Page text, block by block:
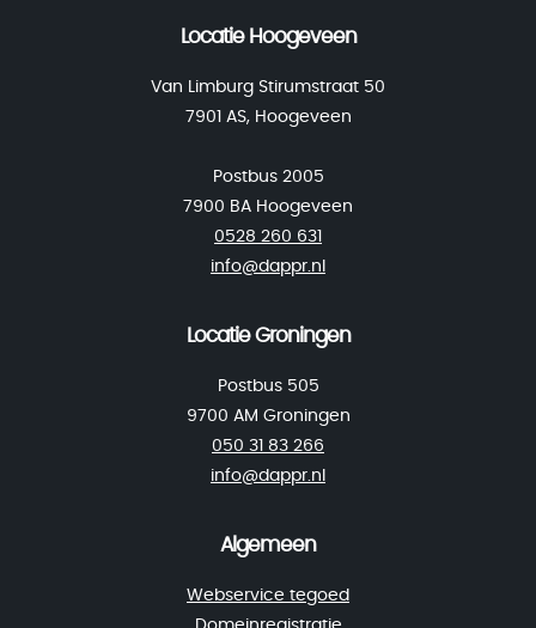
Locatie Hoogeveen
Van Limburg Stirumstraat 50
7901 AS, Hoogeveen
Postbus 2005
7900 BA Hoogeveen
0528 260 631
info@dappr.nl
Locatie Groningen
Postbus 505
9700 AM Groningen
050 31 83 266
info@dappr.nl
Algemeen
Webservice tegoed